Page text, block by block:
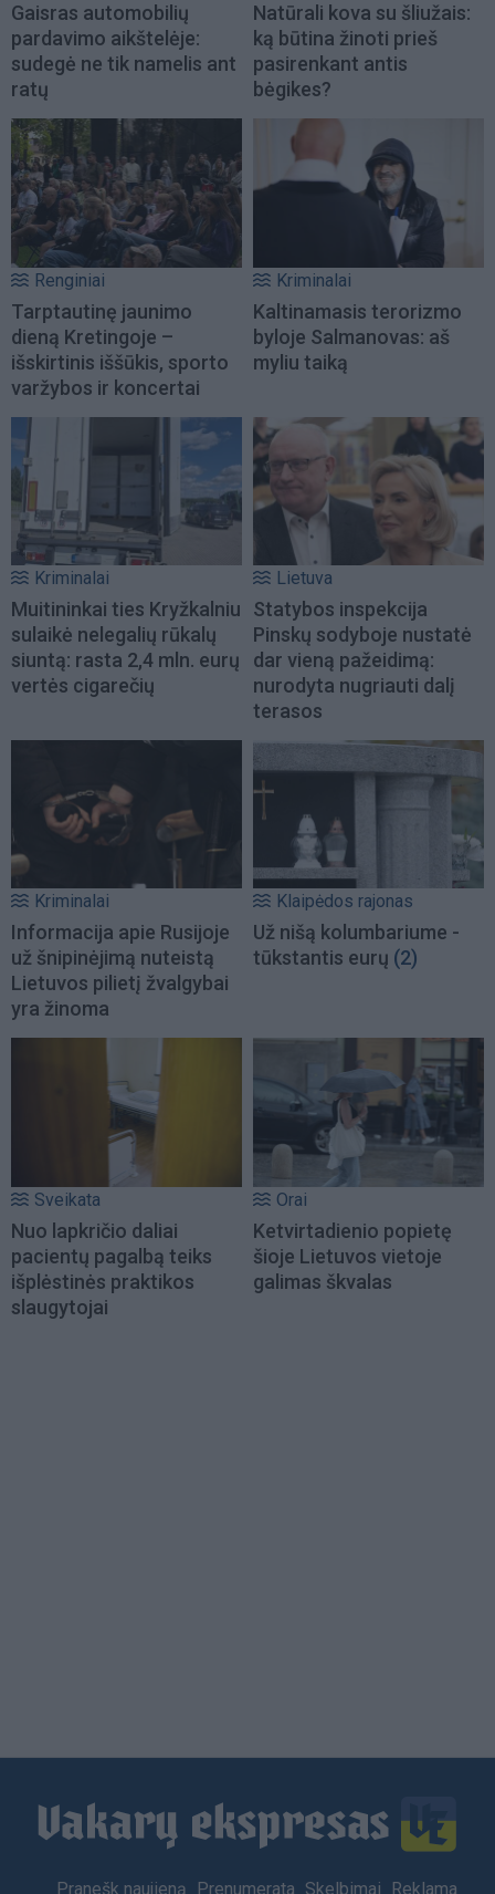
Gaisras automobilių
pardavimo aikštelėje:
sudegė ne tik namelis ant
ratų
Natūrali kova su šliužais:
ką būtina žinoti prieš
pasirenkant antis
bėgikes?
Renginiai
Tarptautinę jaunimo
dieną Kretingoje –
išskirtinis iššūkis, sporto
varžybos ir koncertai
Kriminalai
Kaltinamasis terorizmo
byloje Salmanovas: aš
myliu taiką
Kriminalai
Muitininkai ties Kryžkalniu
sulaikė nelegalių rūkalų
siuntą: rasta 2,4 mln. eurų
vertės cigarečių
Lietuva
Statybos inspekcija
Pinskų sodyboje nustatė
dar vieną pažeidimą:
nurodyta nugriauti dalį
terasos
Kriminalai
Informacija apie Rusijoje
už šnipinėjimą nuteistą
Lietuvos pilietį žvalgybai
yra žinoma
Klaipėdos rajonas
Už nišą kolumbariume -
tūkstantis eurų (2)
Sveikata
Nuo lapkričio daliai
pacientų pagalbą teiks
išplėstinės praktikos
slaugytojai
Orai
Ketvirtadienio popietę
šioje Lietuvos vietoje
galimas škvalas
Footer
Pranešk naujieną Prenumerata Skelbimai Reklama